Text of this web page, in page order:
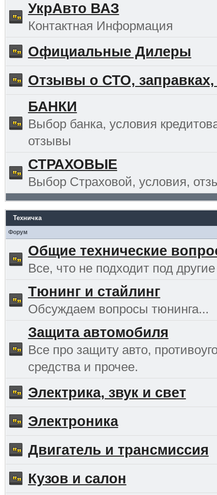
УкрАвто ВАЗ
Контактная Информация
Официальные Дилеры
Отзывы о СТО, заправках,
БАНКИ
Выбор банка, условия
отзывы
СТРАХОВЫЕ
Выбор Страховой, условия,
Техничка
Форум
Общие технические
Все, что не подходит под другие
Тюнинг и стайлинг
Обсуждаем вопросы тюнинга...
Защита автомобиля
Все про защиту авто,
средства и прочее.
Электрика, звук и свет
Электроника
Двигатель и трансмиссия
Кузов и салон